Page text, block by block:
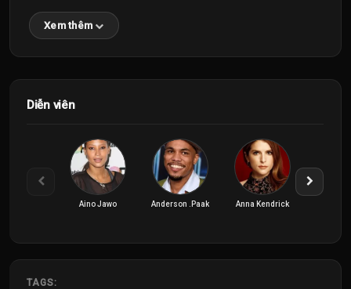
Xem thêm
Diễn viên
Aino Jawo Anderson .Paak Anna Kendrick
TAGS: